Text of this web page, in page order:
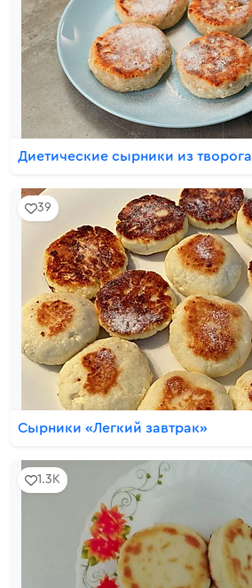
Диетические сырники из творога
39
Сырники «Легкий завтрак»
1.3K